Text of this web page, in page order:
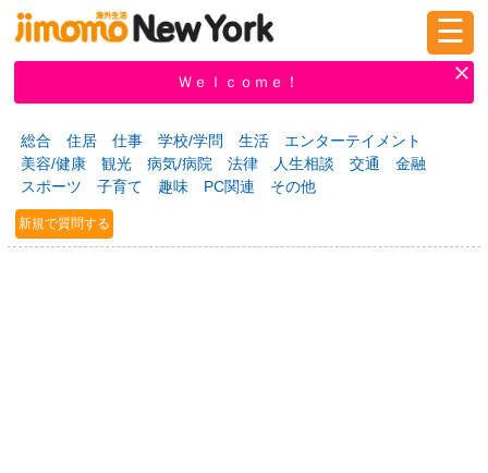
新規登録
掲示板 タウン情報 教えて！
☰
Ｗｅｌｃｏｍｅ！
総合 住居 仕事 学校/学問 生活
エンターテイメント
美容/健康
観光 病気/病院 法律 人生相談 交通
金融
スポーツ
子育て 趣味 PC関連 その他
新規で質問する